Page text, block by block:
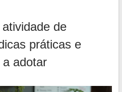
de
práticas e
adotar